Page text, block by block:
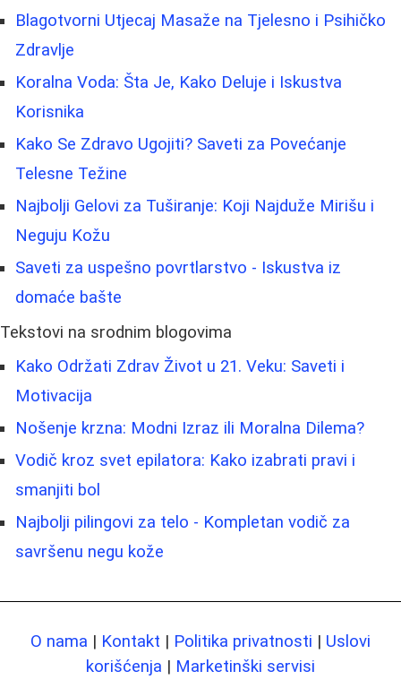
Blagotvorni Utjecaj Masaže na Tjelesno i Psihičko
Zdravlje
Koralna Voda: Šta Je, Kako Deluje i Iskustva
Korisnika
Kako Se Zdravo Ugojiti? Saveti za Povećanje
Telesne Težine
Najbolji Gelovi za Tuširanje: Koji Najduže Mirišu i
Neguju Kožu
Saveti za uspešno povrtlarstvo - Iskustva iz
domaće bašte
Tekstovi na srodnim blogovima
Kako Održati Zdrav Život u 21. Veku: Saveti i
Motivacija
Nošenje krzna: Modni Izraz ili Moralna Dilema?
Vodič kroz svet epilatora: Kako izabrati pravi i
smanjiti bol
Najbolji pilingovi za telo - Kompletan vodič za
savršenu negu kože
O nama | Kontakt | Politika privatnosti | Uslovi
korišćenja | Marketinški servisi